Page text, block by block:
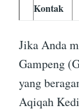
Kontak
Jika Anda
Gampeng
yang
Aqiqah